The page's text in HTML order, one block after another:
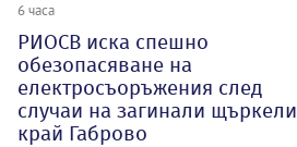
6 часа
РИОСВ иска спешно
обезопасяване на
електросъоръжения след
случаи на загинали щъркели
край Габрово